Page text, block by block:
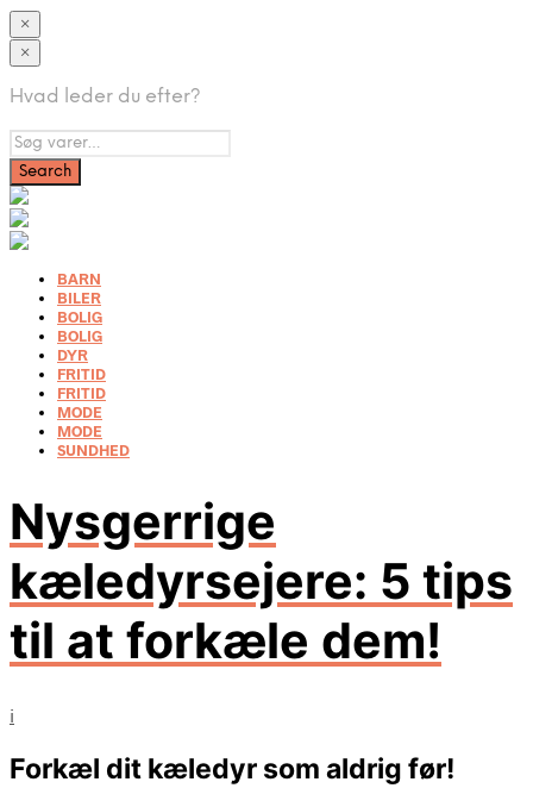
×
×
Hvad leder du efter?
BARN
BILER
BOLIG
BOLIG
DYR
FRITID
FRITID
MODE
MODE
SUNDHED
Nysgerrige
kæledyrsejere: 5 tips
til at forkæle dem!
i
Forkæl dit kæledyr som aldrig før!